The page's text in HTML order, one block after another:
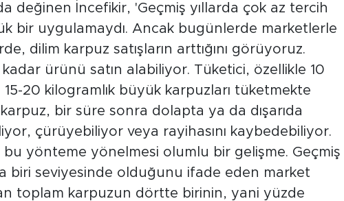
değinen İncefikir, 'Geçmiş yıllarda çok az tercih
bir uygulamaydı. Ancak bugünlerde marketlerle
dilim karpuz satışların arttığını görüyoruz.
ürünü satın alabiliyor. Tüketici, özellikle 10
15-20 kilogramlık büyük karpuzları tüketmekte
bir süre sonra dolapta ya da dışarıda
çürüyebiliyor veya rayihasını kaybedebiliyor.
bu yönteme yönelmesi olumlu bir gelişme. Geçmiş
biri seviyesinde olduğunu ifade eden market
toplam karpuzun dörtte birinin, yani yüzde